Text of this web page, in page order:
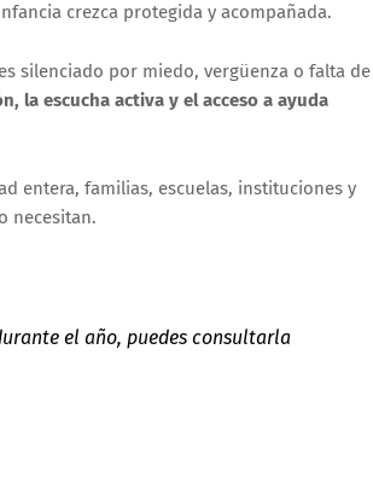
crezca protegida y acompañada.
silenciado por miedo, vergüenza o falta de
la escucha activa y el acceso a ayuda
entera, familias, escuelas, instituciones y
necesitan.
el año, puedes consultarla